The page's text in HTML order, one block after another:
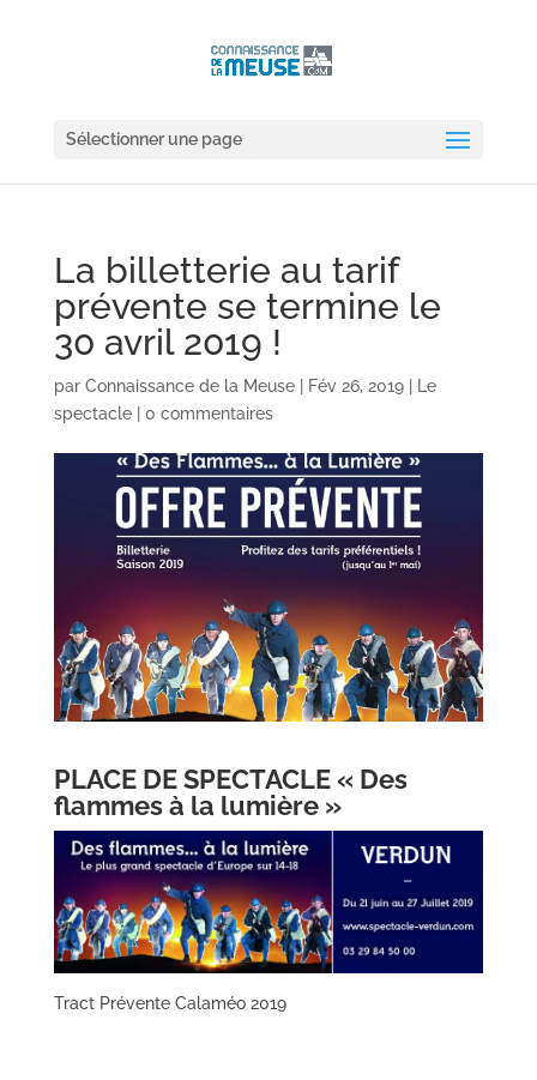
Sélectionner une page
La billetterie au tarif
prévente se termine le
30 avril 2019 !
par Connaissance de la Meuse| Fév 26, 2019|
Le
spectacle| 0 commentaires
PLACE DE SPECTACLE « Des
flammes à la lumière »
Tract Prévente Calaméo 2019